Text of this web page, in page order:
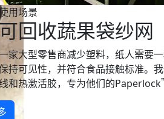
用场景
回收蔬果袋纱网
家大型零售商减少塑料，纸人需要
持可见性，并符合食品接触标准。
和热激活胶，专为他们的Paperlock